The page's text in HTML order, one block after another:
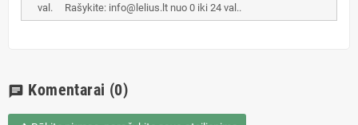
val. Rašykite: info@lelius.lt nuo 0 iki 24 val..
chat Komentarai (0)